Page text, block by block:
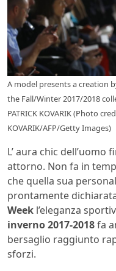
A model presents a creation
the Fall/Winter 2017/2018
PATRICK KOVARIK (Photo
KOVARIK/AFP/Getty Images)
L’ aura chic dell’uomo
attorno. Non fa in
che quella sua
prontamente
Week l’eleganza
inverno 2017-2018fa
bersaglio raggiunto
sforzi.